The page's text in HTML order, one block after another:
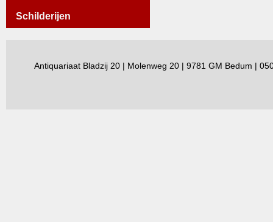
Schilderijen
Antiquariaat Bladzij 20 | Molenweg 20 | 9781 GM Bedum |